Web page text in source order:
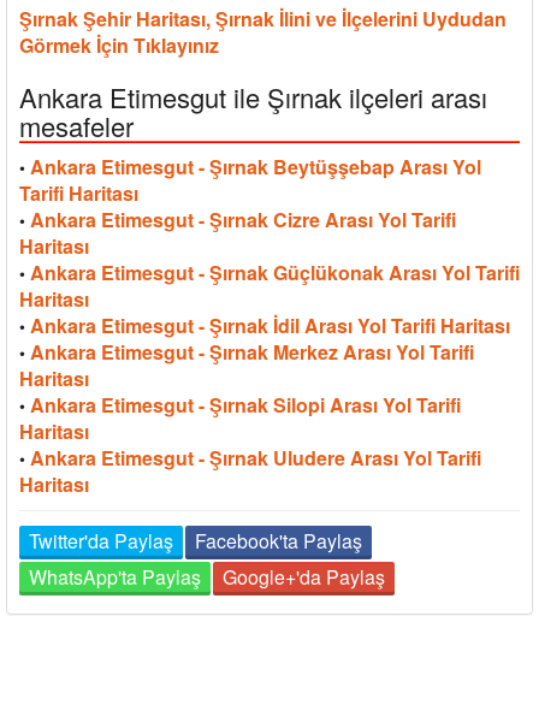
Şırnak Şehir Haritası, Şırnak İlini ve İlçelerini Uydudan
Görmek İçin Tıklayınız
Ankara Etimesgut ile Şırnak ilçeleri arası
mesafeler
• Ankara Etimesgut - Şırnak Beytüşşebap Arası Yol
Tarifi Haritası
• Ankara Etimesgut - Şırnak Cizre Arası Yol Tarifi
Haritası
• Ankara Etimesgut - Şırnak Güçlükonak Arası Yol Tarifi
Haritası
• Ankara Etimesgut - Şırnak İdil Arası Yol Tarifi Haritası
• Ankara Etimesgut - Şırnak Merkez Arası Yol Tarifi
Haritası
• Ankara Etimesgut - Şırnak Silopi Arası Yol Tarifi
Haritası
• Ankara Etimesgut - Şırnak Uludere Arası Yol Tarifi
Haritası
Twitter'da Paylaş
Facebook'ta Paylaş
WhatsApp'ta Paylaş
Google+'da Paylaş